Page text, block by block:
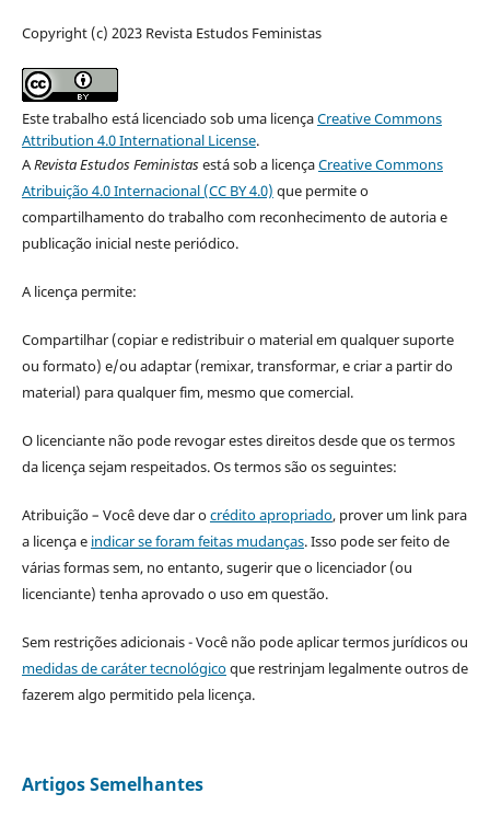
Copyright (c) 2023 Revista Estudos Feministas
Este trabalho está licenciado sob uma licençaCreative Commons
Attribution 4.0 International License.
ARevista Estudos Feministasestá sob a licençaCreative Commons
Atribuição 4.0 Internacional (CC BY 4.0) que permite o
compartilhamento do trabalho com reconhecimento de autoria e
publicação inicial neste periódico.
A licença permite:
Compartilhar (copiar e redistribuir o material em qualquer suporte
ou formato) e/ou adaptar (remixar, transformar, e criar a partir do
material) para qualquer fim, mesmo que comercial.
O licenciante não pode revogar estes direitos desde que os termos
da licença sejam respeitados. Os termos são os seguintes:
Atribuição – Você deve dar ocrédito apropriado, prover um link para
a licença e indicar se foram feitas mudanças. Isso pode ser feito de
várias formas sem, no entanto, sugerir que o licenciador (ou
licenciante) tenha aprovado o uso em questão.
Sem restrições adicionais - Você não pode aplicar termos jurídicos ou
medidas de caráter tecnológicoque restrinjam legalmente outros de
fazerem algo permitido pela licença.
Artigos Semelhantes